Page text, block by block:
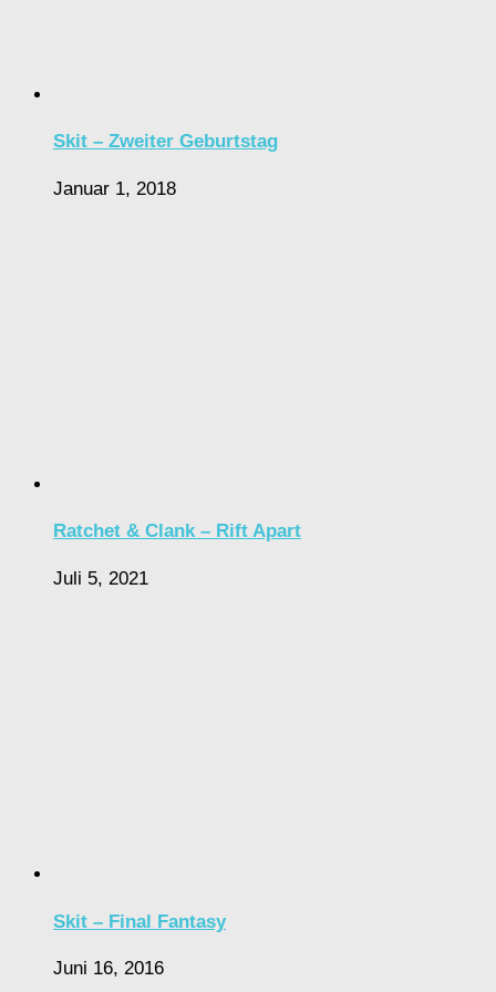
Skit – Zweiter Geburtstag
Januar 1, 2018
Ratchet & Clank – Rift Apart
Juli 5, 2021
Skit – Final Fantasy
Juni 16, 2016